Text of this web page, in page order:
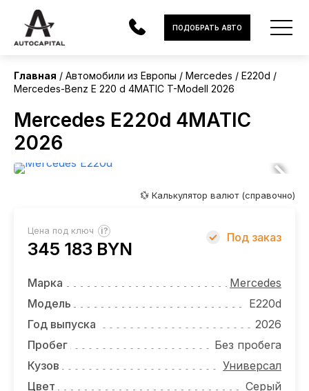
АВТОМОБИЛИ
ЭЛЕКТРОМОБИЛИ
В НАЛИЧИИ
ЛИЗИНГ
НОВОСТИ
ОТЗЫВЫ
ВАКАНСИИ
О КОМПАНИИ
ПОДОБРАТЬ АВТО
Главная Автомобили из Европы Mercedes
E220d
Mercedes-Benz E 220 d 4MATIC T-Modell 2026
Mercedes E220d 4MATIC
2026
Европа
Без пробега
💱 Калькулятор валют (справочно)
Цена под ключ ?
345 183 BYN
Под заказ
Марка
Mercedes
Модель
E220d
Год выпуска
2026
Пробег
Без пробега
Кузов
Универсал
Цвет
Серый